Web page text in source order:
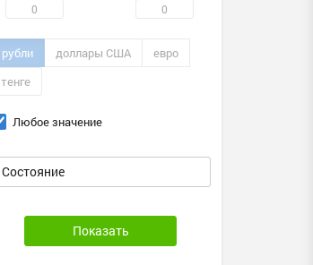
рубли доллары США
евро
тенге
Любое значение